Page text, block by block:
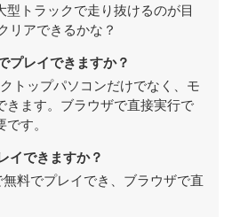
型トラックで走り抜けるのが目
リアできるかな？
レイできますか？
トップパソコンだけでなく、モ
きます。ブラウザで直接実行で
す。
できますか？
料でプレイでき、ブラウザで直